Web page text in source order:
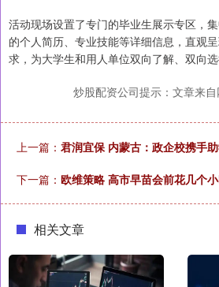
活动现场设置了专门的毕业生展示专区，
的个人简历、专业技能等详细信息，直观
求，为大学生和用人单位双向了解、双向选
炒股配资公司提示：文章来自
上一篇： 君润宜保 内蒙古：政企校携手
下一篇： 欧维策略 高市早苗会前花几个
相关文章